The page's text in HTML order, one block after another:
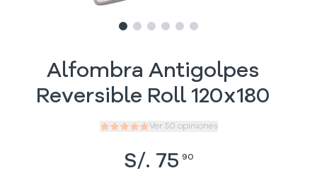
Slide1
Slide2
Slide3
Slide4
SlideSlide
Alfombra Antigolpes
Reversible Roll 120x180
Ver 50 opiniones
S/. 75 90